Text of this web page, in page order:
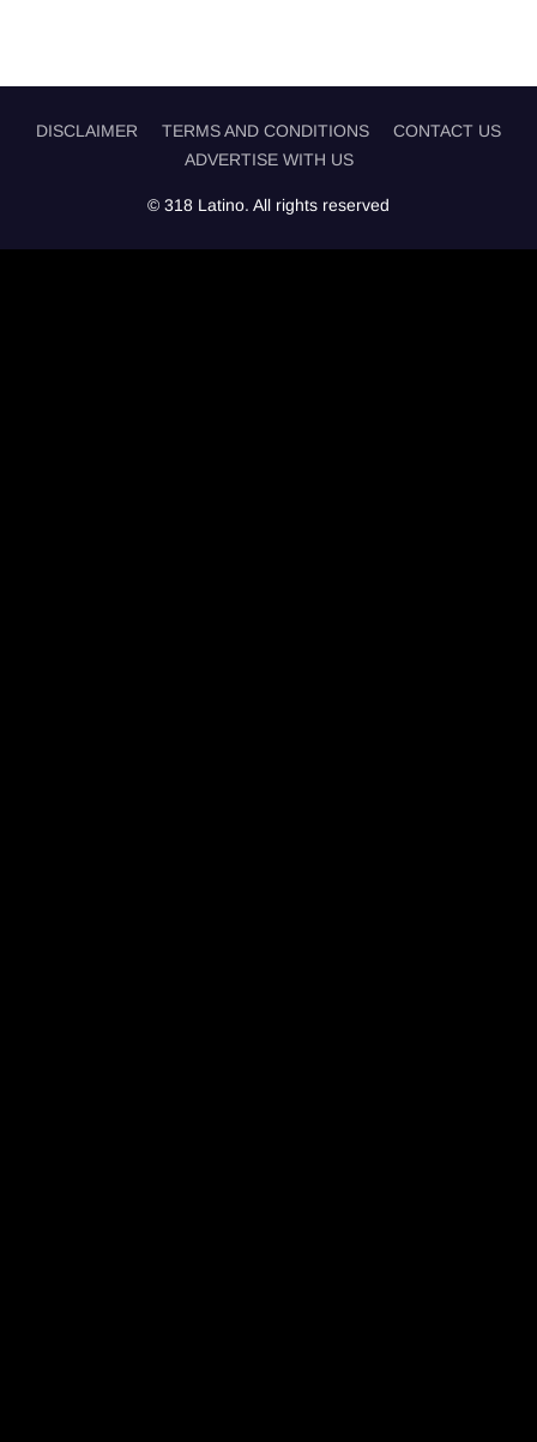
DISCLAIMER TERMS AND CONDITIONS
CONTACT US
ADVERTISE WITH US
© 318 Latino. All rights reserved